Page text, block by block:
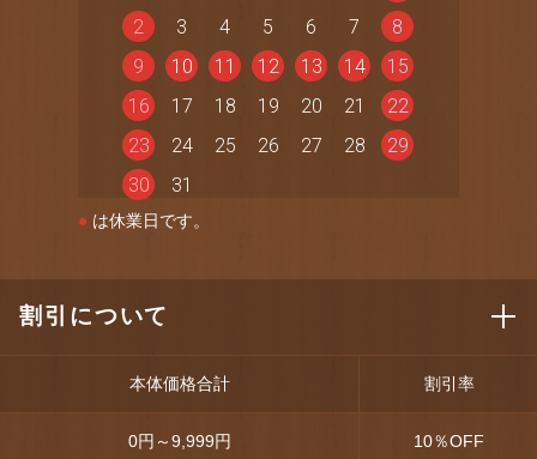
2
3 4 5 6 7
8
9
10 11 12 13 14
15
16
17 18 19 20 21
22
23
24 25 26 27 28
29
30
31
● は休業日です。
割引について
本体価格合計 割引率
0円～9,999円 10％OFF